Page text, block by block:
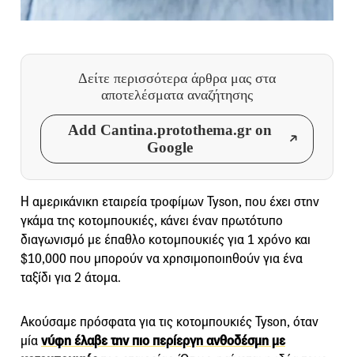
Δείτε περισσότερα άρθρα μας στα
αποτελέσματα αναζήτησης
Add Cantina.protothema.gr on
Google
H αμερικάνικη εταιρεία τροφίμων Tyson, που έχει στην
γκάμα της κοτομπουκιές, κάνει έναν πρωτότυπο
διαγωνισμό με έπαθλο κοτομπουκιές για 1 χρόνο και
$10,000 που μπορούν να χρησιμοποιηθούν για ένα
ταξίδι για 2 άτομα.
Ακούσαμε πρόσφατα για τις κοτομπουκιές Tyson, όταν
μίανύφη έλαβε την πιο περίεργη ανθοδέσμη με